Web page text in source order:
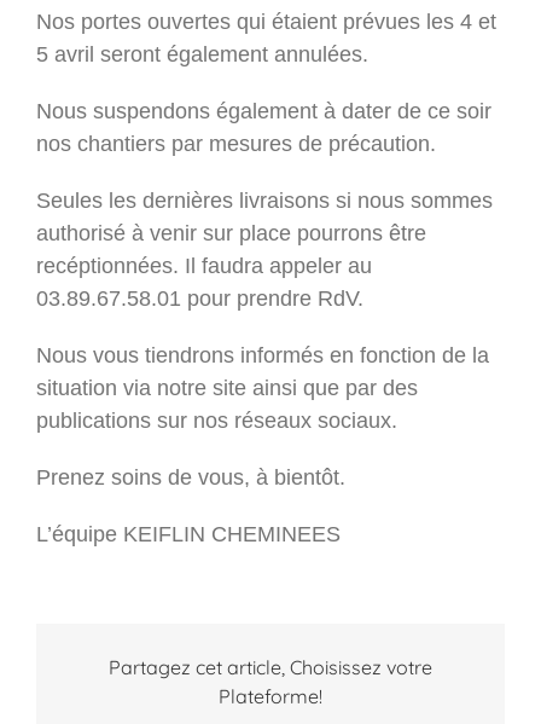
Nos portes ouvertes qui étaient prévues les 4 et
5 avril seront également annulées.
Nous suspendons également à dater de ce soir
nos chantiers par mesures de précaution.
Seules les dernières livraisons si nous sommes
authorisé à venir sur place pourrons être
recéptionnées. Il faudra appeler au
03.89.67.58.01 pour prendre RdV.
Nous vous tiendrons informés en fonction de la
situation via notre site ainsi que par des
publications sur nos réseaux sociaux.
Prenez soins de vous, à bientôt.
L’équipe KEIFLIN CHEMINEES
Partagez cet article, Choisissez votre
Plateforme!